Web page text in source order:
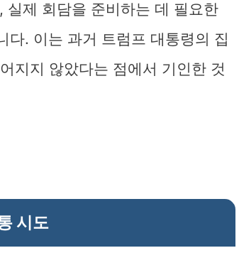
제 회담을 준비하는 데 필요한
다. 이는 과거 트럼프 대통령의 집
지지 않았다는 점에서 기인한 것
시도